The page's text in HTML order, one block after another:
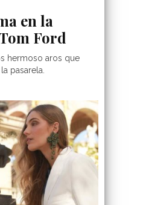
en la
Ford
hermoso aros que
pasarela.